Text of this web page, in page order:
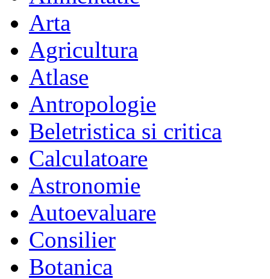
Arta
Agricultura
Atlase
Antropologie
Beletristica si critica
Calculatoare
Astronomie
Autoevaluare
Consilier
Botanica